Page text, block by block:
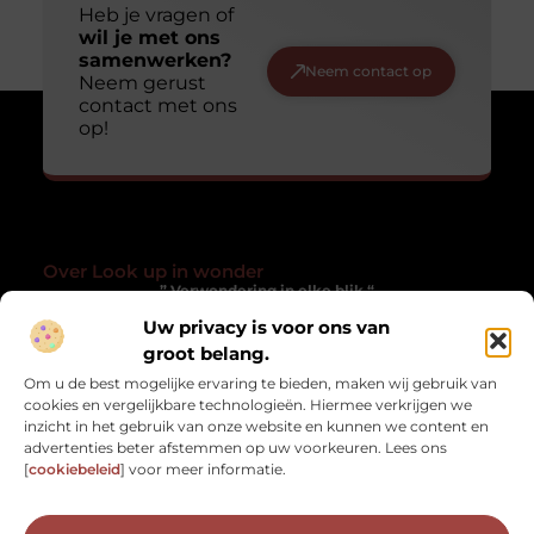
Uw privacy is voor ons van
groot belang.
Om u de best mogelijke ervaring te bieden, maken wij gebruik van
cookies en vergelijkbare technologieën. Hiermee verkrijgen we
inzicht in het gebruik van onze website en kunnen we content en
advertenties beter afstemmen op uw voorkeuren. Lees ons
[cookiebeleid] voor meer informatie.
Heb je vragen of
wil je met ons
samenwerken?
Neem gerust
contact met ons
op!
Neem contact op
Over Look up in wonder
” Verwondering in elke blik “
Lookupinwonder.nl laat je anders kijken naar het gewone. Een
verzameling blogs die inspireren, verwonderen en het
Onze informatie
Bericht categorie